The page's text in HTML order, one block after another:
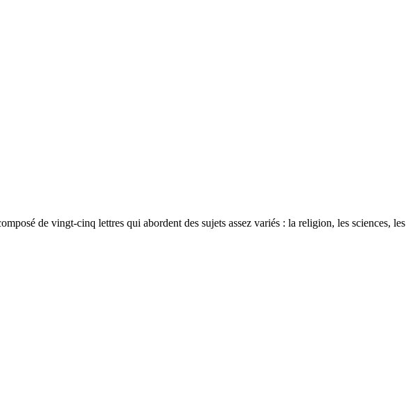
de vingt-cinq lettres qui abordent des sujets assez variés : la religion, les sciences, les